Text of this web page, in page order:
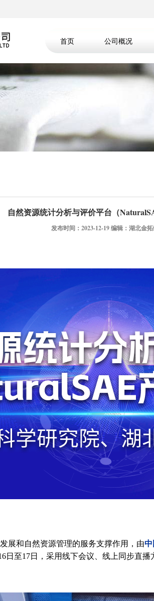
首页 公司概况
自然资源统计分析与评价平台（
发布时间：2023-12-19 编辑：湖北金
展和自然资源管理的服务支撑作用，由
日至17日，采用线下会议、线上同步直播